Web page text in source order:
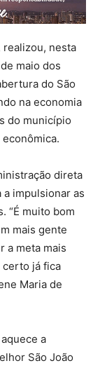
realizou, nesta
maio dos
do São
na economia
do município
direta
a impulsionar as
“É muito bom
mais gente
a meta mais
certo já fica
Maria de
a
São João